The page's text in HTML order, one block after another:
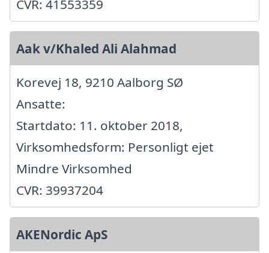
CVR: 41553359
Aak v/Khaled Ali Alahmad
Korevej 18, 9210 Aalborg SØ
Ansatte:
Startdato: 11. oktober 2018,
Virksomhedsform: Personligt ejet
Mindre Virksomhed
CVR: 39937204
AKENordic ApS